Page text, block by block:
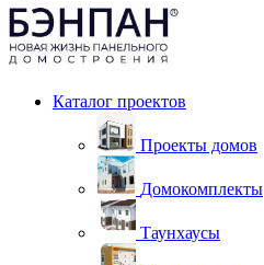
Каталог проектов
Проекты домов
Домокомплекты
Таунхаусы